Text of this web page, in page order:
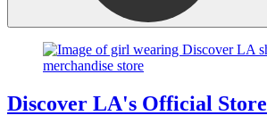
Discover LA's Official Store